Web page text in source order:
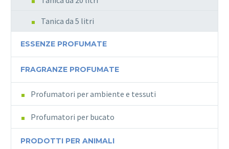
Tanica da 5 litri
ESSENZE PROFUMATE
FRAGRANZE PROFUMATE
Profumatori per ambiente e tessuti
Profumatori per bucato
PRODOTTI PER ANIMALI